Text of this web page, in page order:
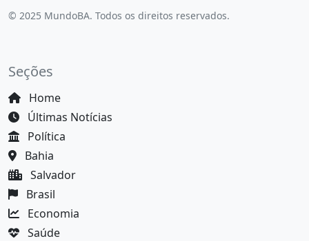
© 2025 MundoBA. Todos os direitos reservados.
Seções
Home
Últimas Notícias
Política
Bahia
Salvador
Brasil
Economia
Saúde